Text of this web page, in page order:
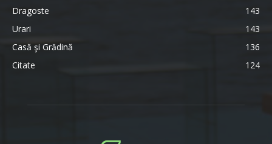
Dragoste
143
Urari
143
Casă şi Grădină
136
Citate
124